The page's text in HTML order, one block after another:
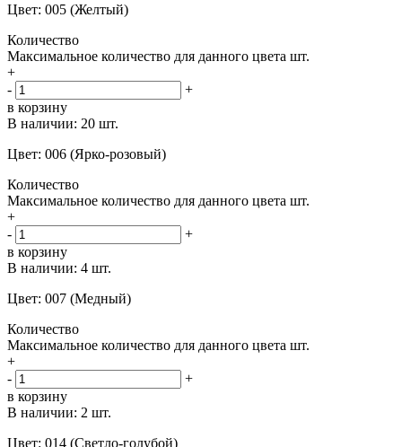
Цвет: 005 (Желтый)
Количество
Максимальное количество для данного цвета шт.
+
-
+
в корзину
В наличии: 20 шт.
Цвет: 006 (Ярко-розовый)
Количество
Максимальное количество для данного цвета шт.
+
-
+
в корзину
В наличии: 4 шт.
Цвет: 007 (Медный)
Количество
Максимальное количество для данного цвета шт.
+
-
+
в корзину
В наличии: 2 шт.
Цвет: 014 (Светло-голубой)